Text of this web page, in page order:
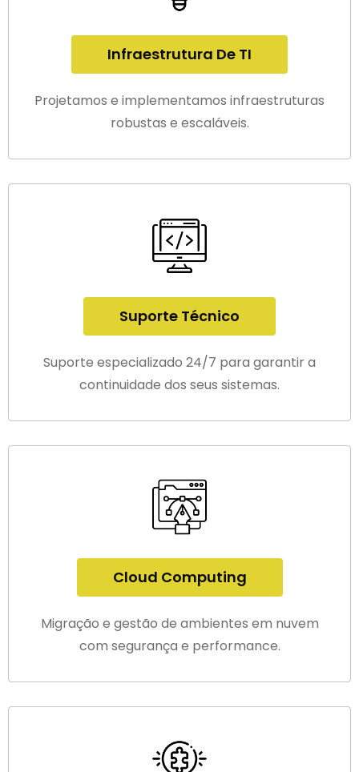
Infraestrutura De TI
Projetamos e implementamos infraestruturas
robustas e escaláveis.
Suporte Técnico
Suporte especializado 24/7 para garantir a
continuidade dos seus sistemas.
Cloud Computing
Migração e gestão de ambientes em nuvem
com segurança e performance.